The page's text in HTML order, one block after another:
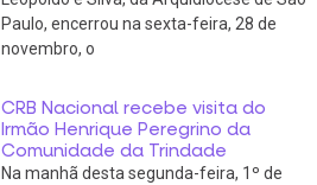
Paulo, encerrou na sexta-feira, 28 de
novembro, o
CRB Nacional recebe visita do
Irmão Henrique Peregrino da
Comunidade da Trindade
Na manhã desta segunda-feira, 1º de